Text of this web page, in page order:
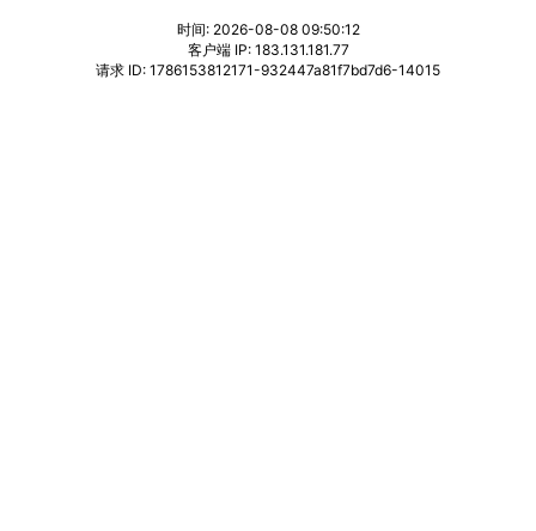
时间: 2026-08-08 09:50:12
客户端 IP: 183.131.181.77
请求 ID: 1786153812171-932447a81f7bd7d6-14015